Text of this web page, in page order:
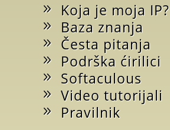
Koja je moja IP?
Baza znanja
Česta pitanja
Podrška ćirilici
Softaculous
Video tutorijali
Pravilnik